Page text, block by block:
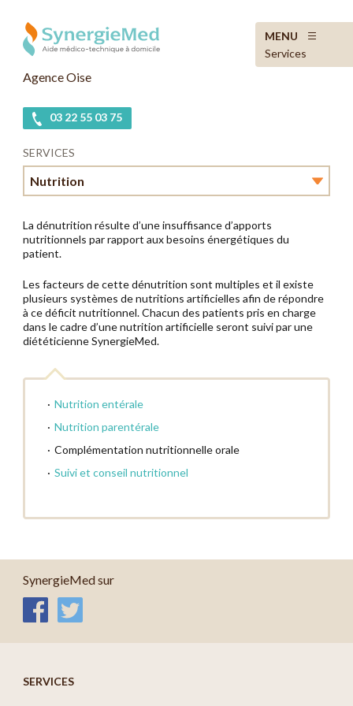
Agence Oise
MENU
Services
03 22 55 03 75
SERVICES
Nutrition
Nutrition
Insulinothérapie
Douleur
Pansement
La dénutrition résulte d’une insuffisance d’apports
nutritionnels par rapport aux besoins énergétiques du
patient.
Les facteurs de cette dénutrition sont multiples et il existe
plusieurs systèmes de nutritions artificielles afin de répondre
à ce déficit nutritionnel. Chacun des patients pris en charge
dans le cadre d’une nutrition artificielle seront suivi par une
diététicienne SynergieMed.
Nutrition entérale
Nutrition parentérale
Complémentation nutritionnelle orale
Suivi et conseil nutritionnel
SynergieMed sur
SERVICES